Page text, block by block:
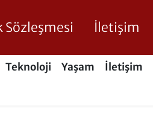
Sözleşmesi İletişim
Teknoloji Yaşam İletişim